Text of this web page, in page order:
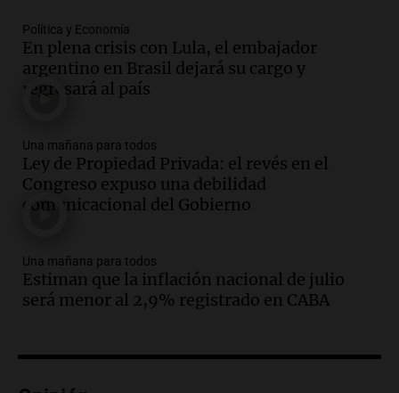
Panorama Federal
Episodios
Audio.La UNT evalúa apelación ante la
Corte Suprema tras fallo que aparta a
Episodios
Audio.El cardenal Ángel Rossi advirtió
que la justicia social viene siendo
Episodios
Audio.La Bulaya se prepara para el cierre
de su gran muestra anual con la
Política y Economía
En plena crisis con Lula, el embajador
argentino en Brasil dejará su cargo y
regresará al país
Una mañana para todos
Ley de Propiedad Privada: el revés en el
Congreso expuso una debilidad
comunicacional del Gobierno
Una mañana para todos
Estiman que la inflación nacional de julio
será menor al 2,9% registrado en CABA